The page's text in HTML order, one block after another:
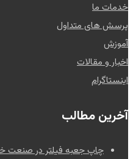
خدمات ما
پرسش های متداول
آموزش
اخبار و مقالات
اینستاگرام
آخرین مطالب
چاپ جعبه فیلتر در صنعت